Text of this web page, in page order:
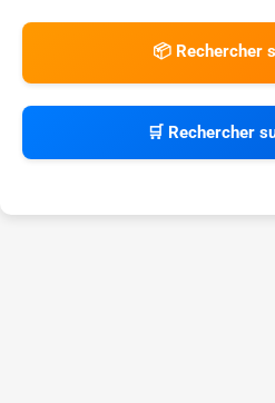
📦 Rechercher
🛒 Rechercher